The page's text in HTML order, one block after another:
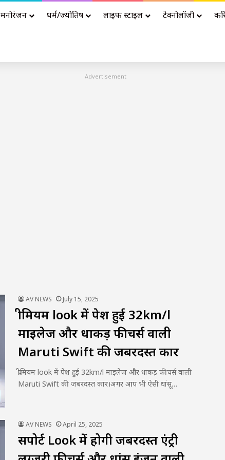
मनोरंजन धर्मं/ज्योतिष लाइफ स्टाइल टेक्नोलॉजी
Advertisement
AV NEWS July 15, 2025
प्रीमियम look में पेश हुई 32km/l
माइलेज और धाकड़ फीचर्स वाली
Maruti Swift की जबरदस्त कार
प्रीमियम look में पेश हुई 32km/l माइलेज और धाकड़ फीचर्स वाली
Maruti Swift की जबरदस्त कार।अगर आप भी ऐसी धांसू…
AV NEWS April 25, 2025
सपोर्ट Look में होगी जबरदस्त एंट्री